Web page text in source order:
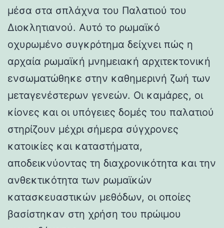
μέσα στα σπλάχνα του Παλατιού του
Διοκλητιανού. Αυτό το ρωμαϊκό
οχυρωμένο συγκρότημα δείχνει πώς η
αρχαία ρωμαϊκή μνημειακή αρχιτεκτονική
ενσωματώθηκε στην καθημερινή ζωή των
μεταγενέστερων γενεών. Οι καμάρες, οι
κίονες και οι υπόγειες δομές του παλατιού
στηρίζουν μέχρι σήμερα σύγχρονες
κατοικίες και καταστήματα,
αποδεικνύοντας τη διαχρονικότητα και την
ανθεκτικότητα των ρωμαϊκών
κατασκευαστικών μεθόδων, οι οποίες
βασίστηκαν στη χρήση του πρώιμου